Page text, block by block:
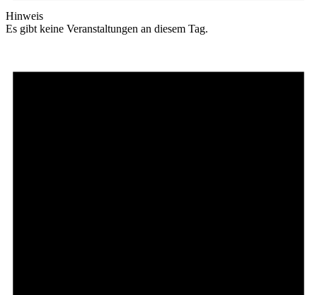
Hinweis
Es gibt keine Veranstaltungen an diesem Tag.